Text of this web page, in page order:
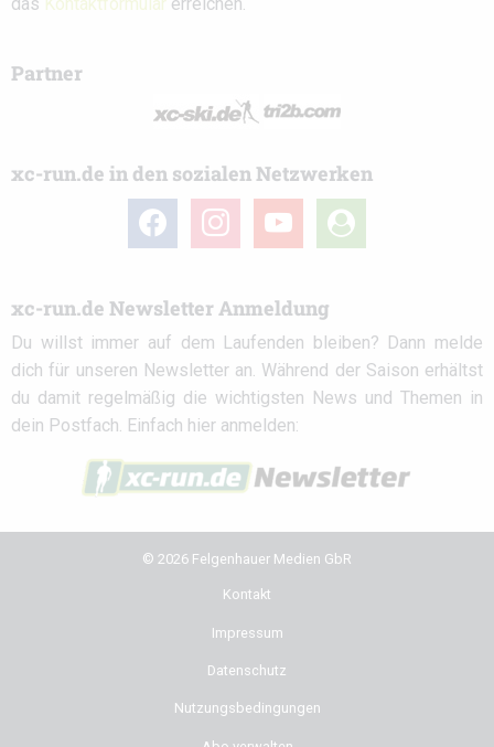
Partner
xc-run.de in den sozialen Netzwerken
facebook instagramyoutube
user-
circle
xc-run.de Newsletter Anmeldung
Du willst immer auf dem Laufenden bleiben? Dann melde
dich für unseren Newsletter an. Während der Saison erhältst
du damit regelmäßig die wichtigsten News und Themen in
dein Postfach. Einfach hier anmelden:
© 2026 Felgenhauer Medien GbR
Kontakt
Impressum
Datenschutz
Nutzungsbedingungen